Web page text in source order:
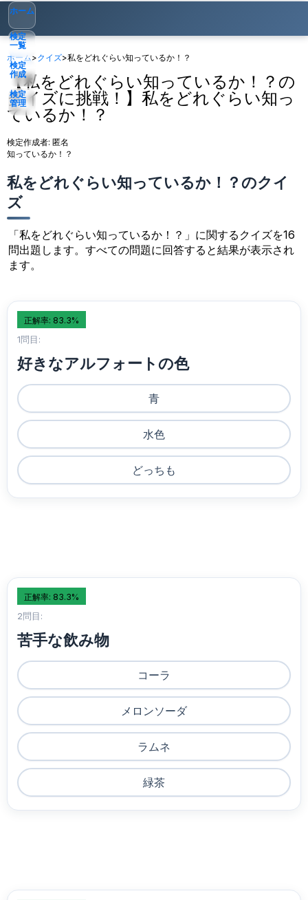
ホーム
検定
一覧
検定
作成
検定
管理
ホーム>クイズ>私をどれぐらい知っているか！？
【私をどれぐらい知っているか！？の
クイズに挑戦！】私をどれぐらい知っ
ているか！？
検定作成者: 匿名
知っているか！？
私をどれぐらい知っているか！？のクイ
ズ
「私をどれぐらい知っているか！？」に関するクイズを16
問出題します。すべての問題に回答すると結果が表示され
ます。
正解率: 83.3%
1問目:
好きなアルフォートの色
青
水色
どっちも
正解率: 83.3%
2問目:
苦手な飲み物
コーラ
メロンソーダ
ラムネ
緑茶